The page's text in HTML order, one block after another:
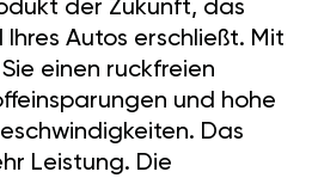
der Zukunft, das
Autos erschließt. Mit
einen ruckfreien
und hohe
Das
Leistung. Die